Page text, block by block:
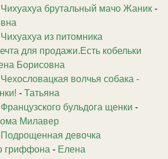
Чихуахуа брутальный мачо Жаник -
Чихуахуа из питомника
для продажи.Есть кобельки
Борисовна
Чехословацкая волчья собака -
- Татьяна
Французского бульдога щенки -
Милавер
Подрощенная девочка
гриффона - Елена